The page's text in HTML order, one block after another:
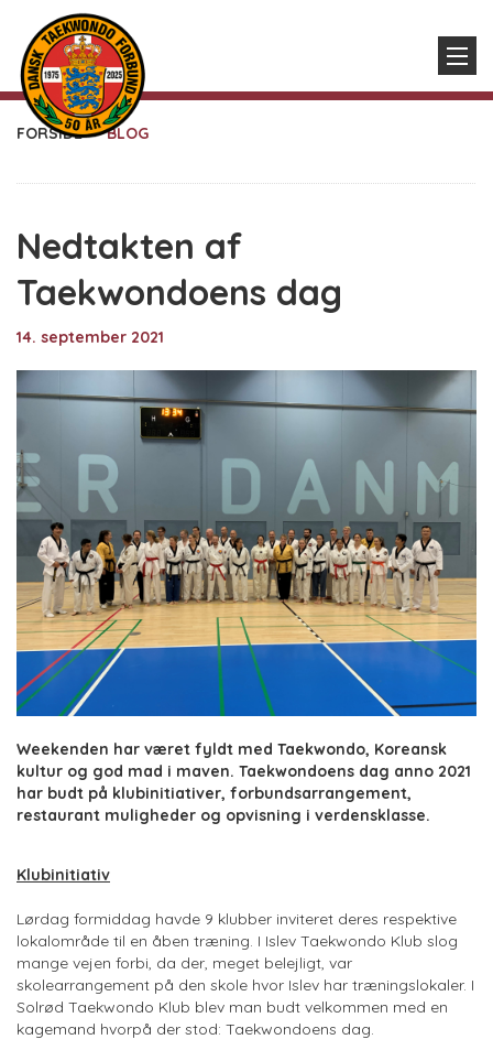
FORSIDE BLOG
Nedtakten af
Taekwondoens dag
14. september 2021
Weekenden har været fyldt med Taekwondo, Koreansk
kultur og god mad i maven. Taekwondoens dag anno 2021
har budt på klubinitiativer, forbundsarrangement,
restaurant muligheder og opvisning i verdensklasse.
Klubinitiativ
Lørdag formiddag havde 9 klubber inviteret deres respektive
lokalområde til en åben træning. I Islev Taekwondo Klub slog
mange vejen forbi, da der, meget belejligt, var
skolearrangement på den skole hvor Islev har træningslokaler. I
Solrød Taekwondo Klub blev man budt velkommen med en
kagemand hvorpå der stod: Taekwondoens dag.